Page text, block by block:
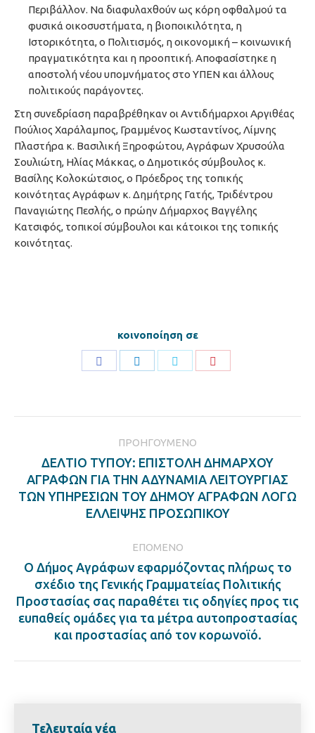
Περιβάλλον. Να διαφυλαχθούν ως κόρη οφθαλμού τα
φυσικά οικοσυστήματα, η βιοποικιλότητα, η
Ιστορικότητα, ο Πολιτισμός, η οικονομική – κοινωνική
πραγματικότητα και η προοπτική. Αποφασίστηκε η
αποστολή νέου υπομνήματος στο ΥΠΕΝ και άλλους
πολιτικούς παράγοντες.
Στη συνεδρίαση παραβρέθηκαν οι Αντιδήμαρχοι Αργιθέας
Πούλιος Χαράλαμπος, Γραμμένος Κωσταντίνος, Λίμνης
Πλαστήρα κ. Βασιλική Ξηροφώτου, Αγράφων Χρυσούλα
Σουλιώτη, Ηλίας Μάκκας, ο Δημοτικός σύμβουλος κ.
Βασίλης Κολοκώτσιος, ο Πρόεδρος της τοπικής
κοινότητας Αγράφων κ. Δημήτρης Γατής, Τριδέντρου
Παναγιώτης Πεσλής, ο πρώην Δήμαρχος Βαγγέλης
Κατσιφός, τοπικοί σύμβουλοι και κάτοικοι της τοπικής
κοινότητας.
κοινοποίηση σε
ΠΡΟΗΓΟΎΜΕΝΟ
Previous
post:
ΔΕΛΤΙΟ ΤΥΠΟΥ: ΕΠΙΣΤΟΛΗ ΔΗΜΑΡΧΟΥ
ΑΓΡΑΦΩΝ ΓΙΑ ΤΗΝ ΑΔΥΝΑΜΙΑ ΛΕΙΤΟΥΡΓΙΑΣ
ΤΩΝ ΥΠΗΡΕΣΙΩΝ ΤΟΥ ΔΗΜΟΥ ΑΓΡΑΦΩΝ ΛΟΓΩ
ΕΛΛΕΙΨΗΣ ΠΡΟΣΩΠΙΚΟΥ
ΕΠΌΜΕΝΟ
Next
post:
Ο Δήμος Αγράφων εφαρμόζοντας πλήρως το
σχέδιο της Γενικής Γραμματείας Πολιτικής
Προστασίας σας παραθέτει τις οδηγίες προς τις
ευπαθείς ομάδες για τα μέτρα αυτοπροστασίας
και προστασίας από τον κορωνοϊό.
Τελευταία νέα